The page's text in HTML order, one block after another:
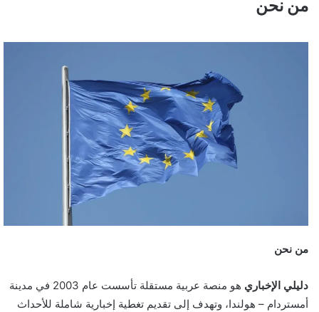
من نحن
من نحن
دليلي الإخباري
هو منصة عربية مستقلة تأسست عام 2003 في مدينة
أمستردام – هولندا، وتهدف إلى تقديم تغطية إخبارية شاملة للأحداث